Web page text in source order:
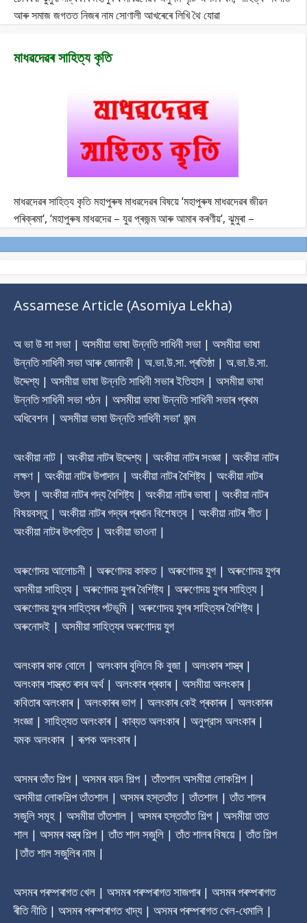
আৰু সমাজ জগতত নিজৰ নাম সোণালী আখৰেৰে লিখি থৈ যোৱা
মাধৱদেৱৰ সাহিত্য কৃতি
মাধৱদেৱৰ সাহিত্য কৃতি মহাপুৰুষ মাধৱদেৱৰ বিষয়ে ‘মহাপুৰুষ মাধৱদেৱৰ জীৱন
পৰিক্ৰমা‘, ‘মহাপুৰুষ মাধৱদেৱ – যুৱ প্ৰজন্ম আৰু আমাৰ কৰণীয়‘, ঝুমুৰা –
Assamese Article (Asomiya Lekha)
অ ভা উ সা সভা | অসমীয়া ভাষা উন্নতি সাধিনী সভা | অসমীয়া ভাষা
উন্নতি সাধিনী সভা আৰু জোনাকী | অ.ভা.উ.সা. প্ৰতিষ্ঠা | অ.ভা.উ.সা.
উদ্দেশ্য | অসমীয়া ভাষা উন্নতি সাধিনী সভাৰ ‎ইতিহাস | অসমীয়া ভাষা
উন্নতি সাধিনী সভা গঠন | অসমীয়া ভাষা উন্নতি সাধিনী সভাৰ প্ৰথম
অধিবেশন | অসমীয়া ভাষা উন্নতি সাধিনী সভা' জন্ম
অংকীয়া নাট | অংকীয়া নাটৰ উদ্দেশ্য | অংকীয়া নাটৰ সংজ্ঞা | অংকীয়া নাটৰ
লক্ষণ | অংকীয়া নাটৰ উপাদান | অংকীয়া নাটৰ বৈশিষ্ট্য | অংকীয়া নাটৰ
উৎস | অংকীয়া নাটৰ গদ্য বৈশিষ্ট্য | অংকীয়া নাটৰ ভাষা | অংকীয়া নাটৰ
বিষয়বস্তু | অংকীয়া নাটৰ গদ্যৰ প্ৰধান বিশেষত্ব | অংকীয়া নাটৰ গীত |
অংকীয়া নাটৰ উৎপত্তি | অংকীয়া ভাওনা |
অৰুণোদয় আলোচনী | অৰুণোদয় কাকত | অৰুণোদয় যুগ | অৰুণোদয় যুগৰ
অসমীয়া সাহিত্য | অৰুণোদয় যুগৰ বৈশিষ্ট্য | অৰুণোদয় যুগৰ সাহিত্য |
অৰুণোদয় যুগৰ সাহিত্যৰ পটভূমি | অৰুণোদয় যুগৰ সাহিত্যৰ বৈশিষ্ট্য |
অৰুনোদই | অসমীয়া সাহিত্যৰ অৰুণোদয় যুগ
অলংকাৰ কাক বোলে | অলংকাৰ বুলিলে কি বুজা | অলংকাৰ শাস্ত্ৰ |
অলংকাৰ শাস্ত্ৰত ৰসৰ অৰ্থ | অলংকাৰ প্ৰকাৰ | অসমীয়া অলংকাৰ |
কবিতাৰ অলংকাৰ | অলংকাৰৰ ভাগ | অলংকাৰ কেই প্ৰকাৰৰ | অলংকাৰৰ
সংজ্ঞা | সাহিত্যত অলংকাৰ | কাব্যত অলংকাৰ | অনুপ্রাস অলংকাৰ |
যমক অলংকাৰ | ৰূপক অলংকাৰ |
অসমৰ তাঁত শিল্প | অসমৰ বয়ন শিল্প | তাঁতশাল অসমীয়া লোকশিল্প |
অসমীয়া লোকশিল্প তাঁতশাল | অসমৰ হস্ততাঁত | তাঁতশাল | তাঁত শালৰ
সজুলি সমূহ | অসমীয়া তাঁতশাল | অসমৰ হস্ততাঁত শিল্প | অসমীয়া তাত
শাল | অসমৰ বস্ত্ৰ শিল্প | তাঁত শাল সজুলি | তাঁত শালৰ বিষয়ে | তাঁত শিল্প
|তাঁত শাল সজুলিৰ নাম |
অসমৰ পৰম্পৰাগত খেল | অসমৰ পৰম্পৰাগত সাজপাৰ | অসমৰ পৰম্পৰাগত
ৰীতি নীতি | অসমৰ পৰম্পৰাগত খাদ্য | অসমৰ পৰম্পৰাগত খেল-ধেমালি |